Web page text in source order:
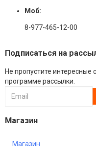
Моб:
8-977-465-12-00
Подписаться на
Не пропустите
программе рассылки.
Магазин
Магазин